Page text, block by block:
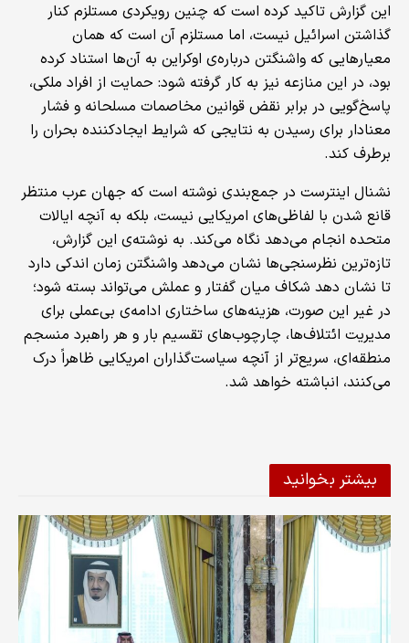
این گزارش تاکید کرده است که چنین رویکردی مستلزم کنار
گذاشتن اسرائیل نیست، اما مستلزم آن است که همان
معیارهایی که واشنگتن درباره‌ی اوکراین به آن‌ها استناد کرده
بود، در این منازعه نیز به کار گرفته شود: حمایت از افراد ملکی،
پاسخ‌گویی در برابر نقض قوانین مخاصمات مسلحانه و فشار
معنادار برای رسیدن به نتایجی که شرایط ایجادکننده بحران را
برطرف کند.
نشنال اینترست در جمع‌بندی نوشته است که جهان عرب منتظر
قانع شدن با لفاظی‌های امریکایی نیست، بلکه به آنچه ایالات
متحده انجام می‌دهد نگاه می‌کند. به نوشته‌ی این گزارش،
تازه‌ترین نظرسنجی‌ها نشان می‌دهد واشنگتن زمان اندکی دارد
تا نشان دهد شکاف میان گفتار و عملش می‌تواند بسته شود؛
در غیر این صورت، هزینه‌های ساختاری ادامه‌ی بی‌عملی برای
مدیریت ائتلاف‌ها، چارچوب‌های تقسیم بار و هر راهبرد منسجم
منطقه‌ای، سریع‌تر از آنچه سیاست‌گذاران امریکایی ظاهراً درک
می‌کنند، انباشته خواهد شد.
بیشتر بخوانید